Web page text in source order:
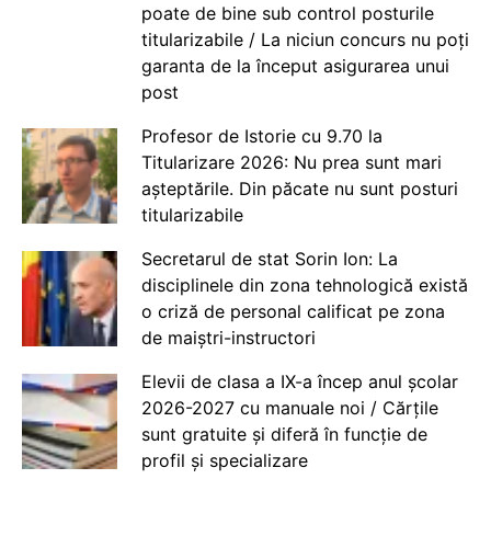
poate de bine sub control posturile
titularizabile / La niciun concurs nu poți
garanta de la început asigurarea unui
post
Profesor de Istorie cu 9.70 la
Titularizare 2026: Nu prea sunt mari
așteptările. Din păcate nu sunt posturi
titularizabile
Secretarul de stat Sorin Ion: La
disciplinele din zona tehnologică există
o criză de personal calificat pe zona
de maiștri-instructori
Elevii de clasa a IX-a încep anul școlar
2026-2027 cu manuale noi / Cărțile
sunt gratuite și diferă în funcție de
profil și specializare